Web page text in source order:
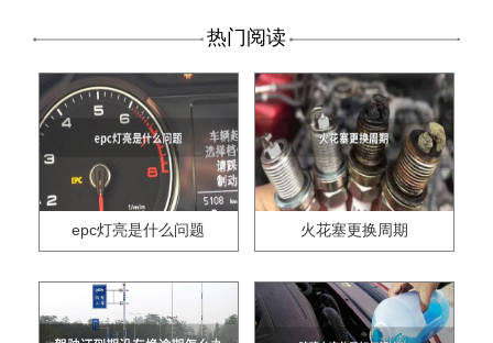
热门阅读
epc灯亮是什么问题 火花塞更换周期